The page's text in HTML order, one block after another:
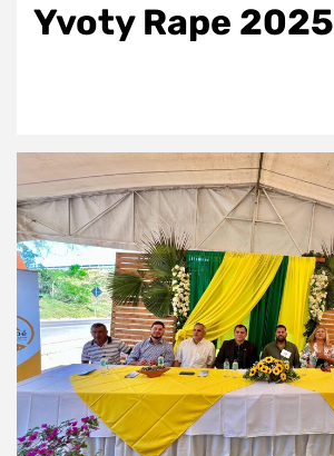
Yvoty Rape 2025